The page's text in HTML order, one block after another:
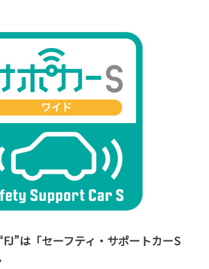
は「セーフティ・サポートカーS